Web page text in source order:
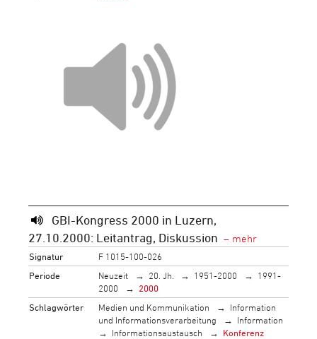
GBI-Kongress 2000 in Luzern,
27.10.2000: Leitantrag, Diskussion
Signatur
F 1015-100-026
Periode
Neuzeit 20. Jh. 1951-2000
1991-
2000
2000
Schlagwörter
Medien und Kommunikation
Information
und Informationsverarbeitung
Information
Informationsaustausch
Konferenz